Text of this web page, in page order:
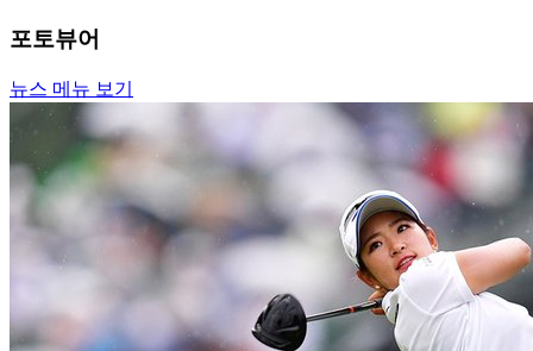
포토뷰어
뉴스 메뉴 보기